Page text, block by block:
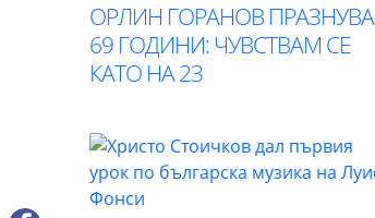
ОРЛИН ГОРАНОВ ПРАЗНУВА
69 ГОДИНИ: ЧУВСТВАМ СЕ
КАТО НА 23